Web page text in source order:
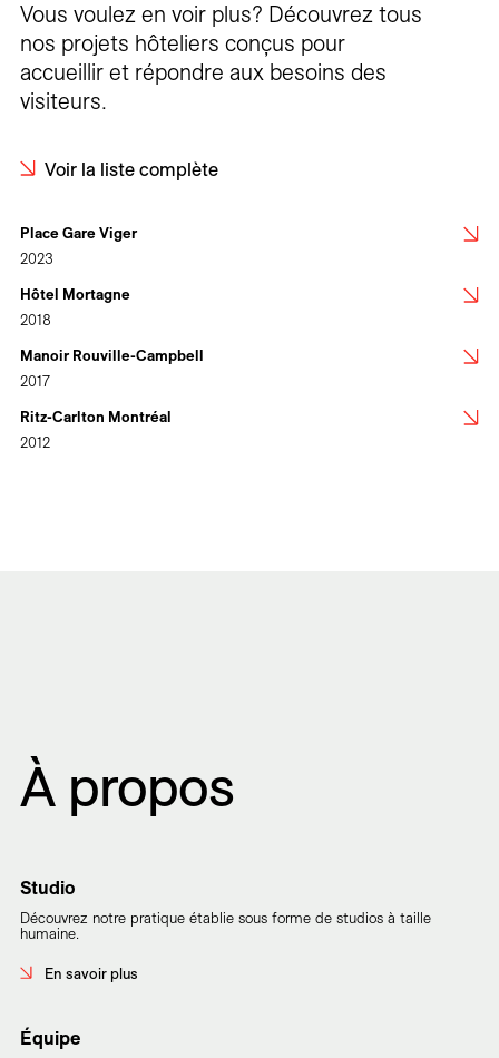
Vous voulez en voir plus? Découvrez tous
nos projets hôteliers conçus pour
accueillir et répondre aux besoins des
visiteurs.
Voir la liste complète
Place Gare Viger
2023
Hôtel Mortagne
2018
Manoir Rouville-Campbell
2017
Ritz-Carlton Montréal
2012
À propos
Studio
Découvrez notre pratique établie sous forme de studios à taille
humaine.
En savoir plus
Équipe